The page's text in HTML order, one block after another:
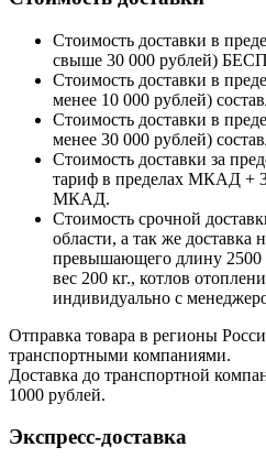
Стоимость доставки в
свыше 30 000 рублей)
Стоимость доставки в
менее 10 000 рублей)
Стоимость доставки в
менее 30 000 рублей)
Стоимость доставки за
тариф в пределах МКАД +
МКАД.
Стоимость срочной
области, а так же доставка
превышающего длину
вес 200 кг., котлов
индивидуально с
Отправка товара в регионы
транспортными компаниями.
Доставка до транспортной
1000 рублей.
Экспресс-доставка